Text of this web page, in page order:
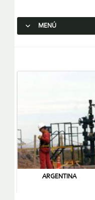
MENÚ
ARGENTINA